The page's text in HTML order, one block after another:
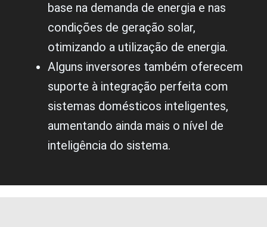
base na demanda de energia e nas
condições de geração solar,
otimizando a utilização de energia.
Alguns inversores também oferecem
suporte à integração perfeita com
sistemas domésticos inteligentes,
aumentando ainda mais o nível de
inteligência do sistema.